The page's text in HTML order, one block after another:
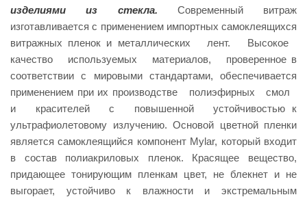
изделиями из стекла. Современный витраж
изготавливается с применением импортных самоклеящихся
витражных пленок и металлических лент. Высокое
качество используемых материалов, проверенное в
соответствии с мировыми стандартами, обеспечивается
применением при их производстве полиэфирных смол
и красителей с повышенной устойчивостью к
ультрафиолетовому излучению. Основой цветной пленки
является самоклеящийся компонент Mylar, который входит
в состав полиакриловых пленок. Красящее вещество,
придающее тонирующим пленкам цвет, не блекнет и не
выгорает, устойчиво к влажности и экстремальным